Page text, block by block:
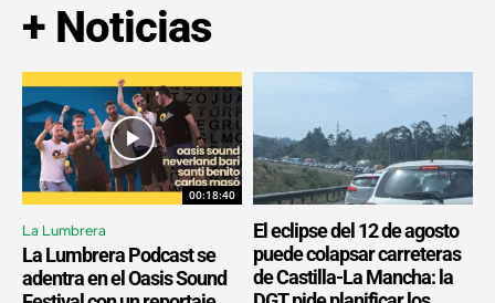
+ Noticias
00:18:40
La Lumbrera
La Lumbrera Podcast se
adentra en el Oasis Sound
El eclipse del 12 de agosto
puede colapsar carreteras
de Castilla-La Mancha: la